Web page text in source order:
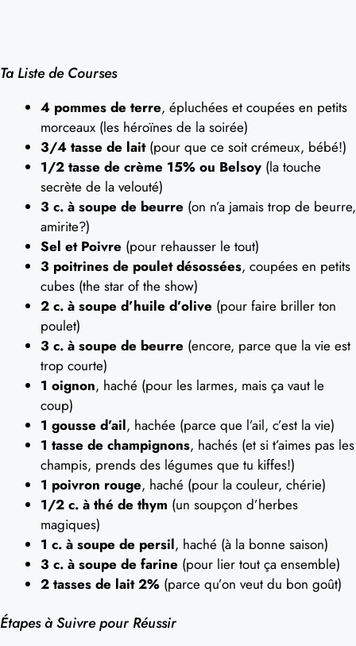
Ta Liste de Courses
4 pommes de terre, épluchées et coupées en petits
morceaux (les héroïnes de la soirée)
3/4 tasse de lait(pour que ce soit crémeux, bébé!)
1/2 tasse de crème 15% ou Belsoy (la touche
secrète de la velouté)
3 c. à soupe de beurre (on n’a jamais trop de beurre,
amirite?)
Sel et Poivre (pour rehausser le tout)
3 poitrines de poulet désossées, coupées en petits
cubes (the star of the show)
2 c. à soupe d’huile d’olive (pour faire briller ton
poulet)
3 c. à soupe de beurre (encore, parce que la vie est
trop courte)
1 oignon, haché (pour les larmes, mais ça vaut le
coup)
1 gousse d’ail, hachée (parce que l’ail, c’est la vie)
1 tasse de champignons, hachés (et si t’aimes pas les
champis, prends des légumes que tu kiffes!)
1 poivron rouge, haché (pour la couleur, chérie)
1/2 c. à thé de thym (un soupçon d’herbes
magiques)
1 c. à soupe de persil, haché (à la bonne saison)
3 c. à soupe de farine (pour lier tout ça ensemble)
2 tasses de lait 2% (parce qu’on veut du bon goût)
Étapes à Suivre pour Réussir